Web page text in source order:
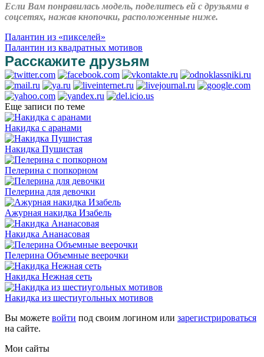
Если Вам понравилась модель, поделитесь ей с друзьями в
соцсетях, нажав кнопочки, расположенные ниже.
Палантин из «пикселей»
Палантин из квадратных мотивов
Расскажите друзьям
Еще записи по теме
Накидка с аранами
Накидка Пушистая
Пелерина с попкорном
Пелерина для девочки
Ажурная накидка Изабель
Накидка Ананасовая
Пелерина Объемные веерочки
Накидка Нежная сеть
Накидка из шестиугольных мотивов
Вы можете войти под своим логином или зарегистрироваться
на сайте.
Мои сайты